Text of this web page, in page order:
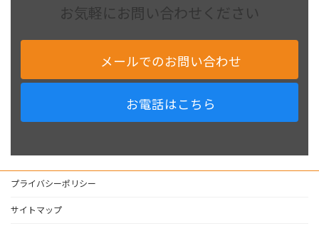
お気軽にお問い合わせください
メールでのお問い合わせ
お電話はこちら
プライバシーポリシー
サイトマップ